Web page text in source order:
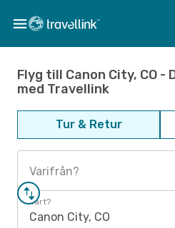
Flyg till Canon City, CO -
med Travellink
Tur & Retur
Varifrån?
Vart?
Canon City, CO